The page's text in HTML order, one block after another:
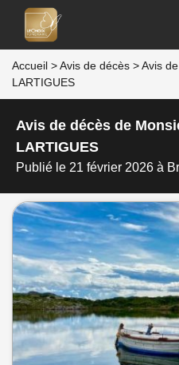
Accueil >Avis de décès >Avis
LARTIGUES
Avis de décès de
LARTIGUES
Publié le 21 février 2026 à